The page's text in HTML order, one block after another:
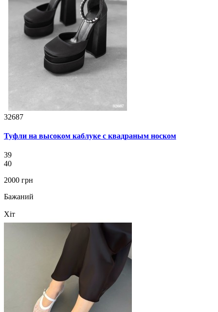
32687
Туфли на высоком каблуке с квадраным носком
39
40
2000 грн
Бажаний
Хіт